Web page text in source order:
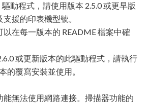
動程式，請使用版本 2.5.0 或更早版
援的印表機型號。
在每一版本的 README 檔案中確
或更新版本的此驅動程式，請執行
的覆寫安裝並使用。
能無法使用網路連接。掃描器功能的